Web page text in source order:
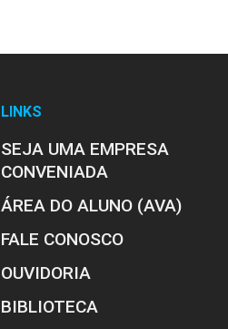
LINKS
SEJA UMA EMPRESA
CONVENIADA
ÁREA DO ALUNO (AVA)
FALE CONOSCO
OUVIDORIA
BIBLIOTECA